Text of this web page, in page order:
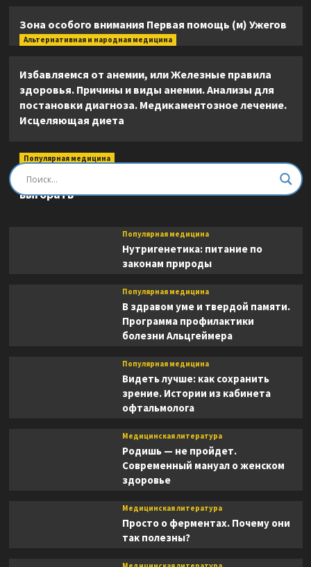
Зона особого внимания Первая помощь (м) Ужегов
Альтернативная и народная медицина
Избавляемся от анемии, или Железные правила
здоровья. Причины и виды анемии. Анализы для
постановки диагноза. Медикаментозное лечение.
Исцеляющая диета
Популярная медицина
Быть врачом. Как помогать, развиваться и не
выгорать
Популярная медицина
Нутригенетика: питание по
законам природы
Популярная медицина
В здравом уме и твердой памяти.
Программа профилактики
болезни Альцгеймера
Популярная медицина
Видеть лучше: как сохранить
зрение. Истории из кабинета
офтальмолога
Медицинская литература
Родишь — не пройдет.
Современный мануал о женском
здоровье
Медицинская литература
Просто о ферментах. Почему они
так полезны?